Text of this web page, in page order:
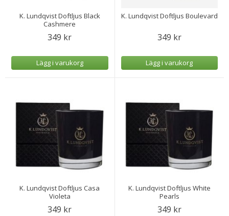
K. Lundqvist Doftljus Black
Cashmere
349 kr
Lägg i varukorg
K. Lundqvist Doftljus Boulevard
349 kr
Lägg i varukorg
K. Lundqvist Doftljus Casa
Violeta
349 kr
K. Lundqvist Doftljus White
Pearls
349 kr